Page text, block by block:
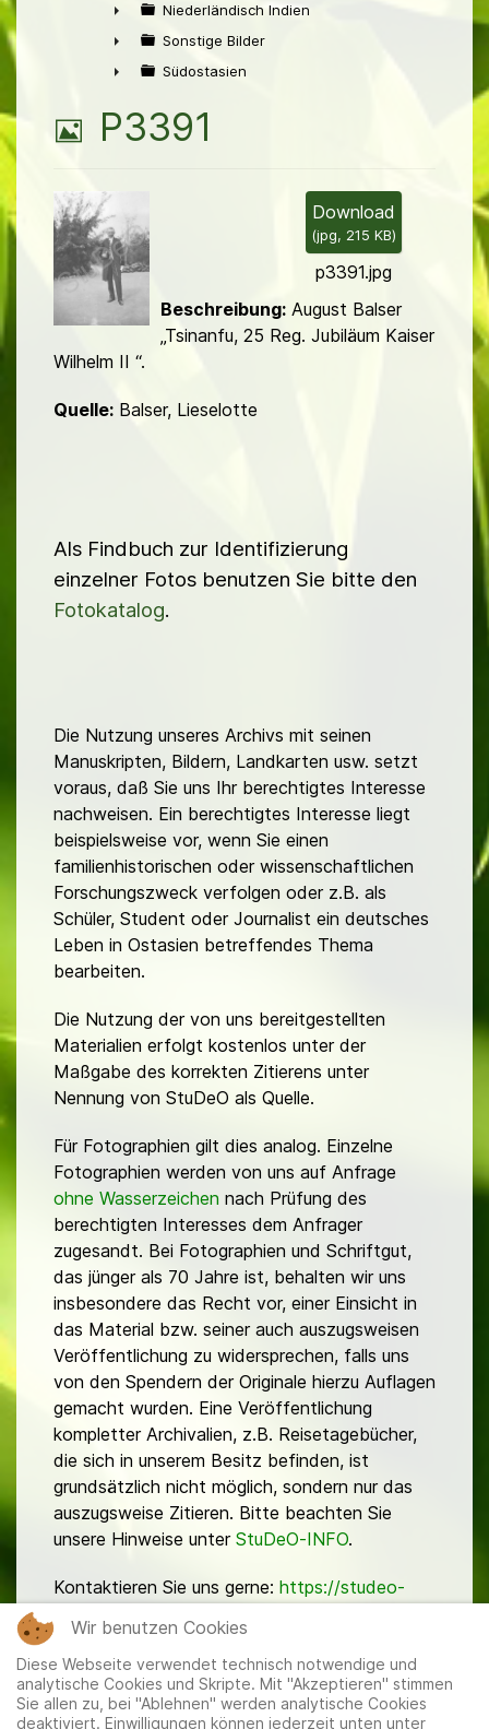
►
►
Niederländisch Indien
►
Sonstige Bilder
Südostasien
B
i
l
d
P3391
Download
(jpg, 215 KB)
p3391.jpg
Beschreibung:August Balser
„Tsinanfu, 25 Reg. Jubiläum Kaiser
Wilhelm II “.
Quelle: Balser, Lieselotte
Als Findbuch zur Identifizierung
einzelner Fotos benutzen Sie bitte den
Fotokatalog.
Die Nutzung unseres Archivs mit seinen
Manuskripten, Bildern, Landkarten usw. setzt
voraus, daß Sie uns Ihr berechtigtes Interesse
nachweisen. Ein berechtigtes Interesse liegt
beispielsweise vor, wenn Sie einen
familienhistorischen oder wissenschaftlichen
Forschungszweck verfolgen oder z.B. als
Schüler, Student oder Journalist ein deutsches
Leben in Ostasien betreffendes Thema
bearbeiten.
Die Nutzung der von uns bereitgestellten
Materialien erfolgt kostenlos unter der
Maßgabe des korrekten Zitierens unter
Nennung von StuDeO als Quelle.
Für Fotographien gilt dies analog. Einzelne
Fotographien werden von uns auf Anfrage
ohne Wasserzeichen nach Prüfung des
berechtigten Interesses dem Anfrager
zugesandt. Bei Fotographien und Schriftgut,
das jünger als 70 Jahre ist, behalten wir uns
insbesondere das Recht vor, einer Einsicht in
das Material bzw. seiner auch auszugsweisen
Veröffentlichung zu widersprechen, falls uns
von den Spendern der Originale hierzu Auflagen
gemacht wurden. Eine Veröffentlichung
kompletter Archivalien, z.B. Reisetagebücher,
die sich in unserem Besitz befinden, ist
grundsätzlich nicht möglich, sondern nur das
auszugsweise Zitieren. Bitte beachten Sie
unsere Hinweise unter StuDeO-INFO.
Kontaktieren Sie uns gerne: https://studeo-
Wir benutzen Cookies
Diese Webseite verwendet technisch notwendige und
analytische Cookies und Skripte. Mit "Akzeptieren" stimmen
Sie allen zu, bei "Ablehnen" werden analytische Cookies
deaktiviert. Einwilligungen können jederzeit unten unter